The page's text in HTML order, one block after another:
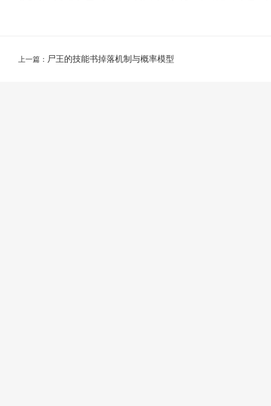
上一篇： 尸王的技能书掉落机制与概率模型